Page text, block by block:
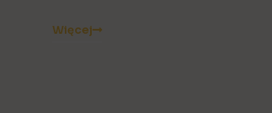
Więcej